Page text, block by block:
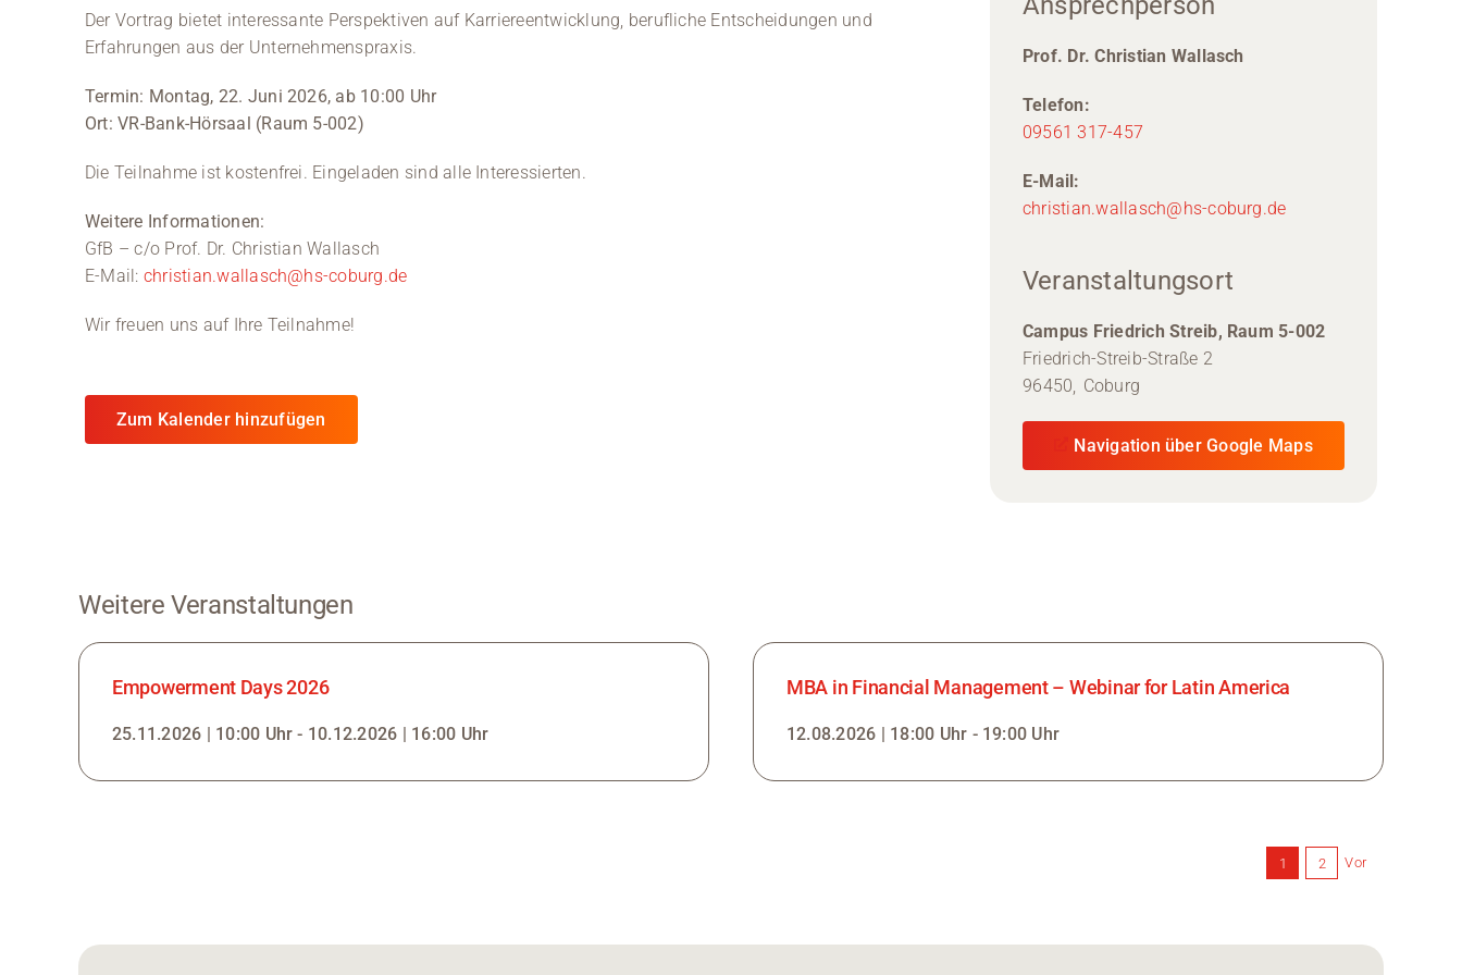
Kontakt
Der Vortrag bietet interessante Perspektiven auf Karriereentwicklung, berufliche Entscheidungen und
Erfahrungen aus der Unternehmenspraxis.
Termin: Montag, 22. Juni 2026, ab 10:00 Uhr
Ort: VR-Bank-Hörsaal (Raum 5-002)
Die Teilnahme ist kostenfrei. Eingeladen sind alle Interessierten.
Weitere Informationen:
GfB – c/o Prof. Dr. Christian Wallasch
E-Mail: christian.wallasch@hs-coburg.de
Wir freuen uns auf Ihre Teilnahme!
Zum Kalender hinzufügen
Prof. Dr. Christian Wallasch
Telefon:
09561 317-457
E-Mail:
christian.wallasch@hs-coburg.de
Veranstaltungsort
Campus Friedrich Streib, Raum 5-002
Friedrich-Streib-Straße 2
96450, Coburg
Navigation über Google Maps
Weitere Veranstaltungen
Empowerment Days 2026
25.11.2026 | 10:00 Uhr - 10.12.2026 | 16:00 Uhr
MBA in Financial Management – Webinar for Latin America
12.08.2026 | 18:00 Uhr - 19:00 Uhr
1 2 Vor